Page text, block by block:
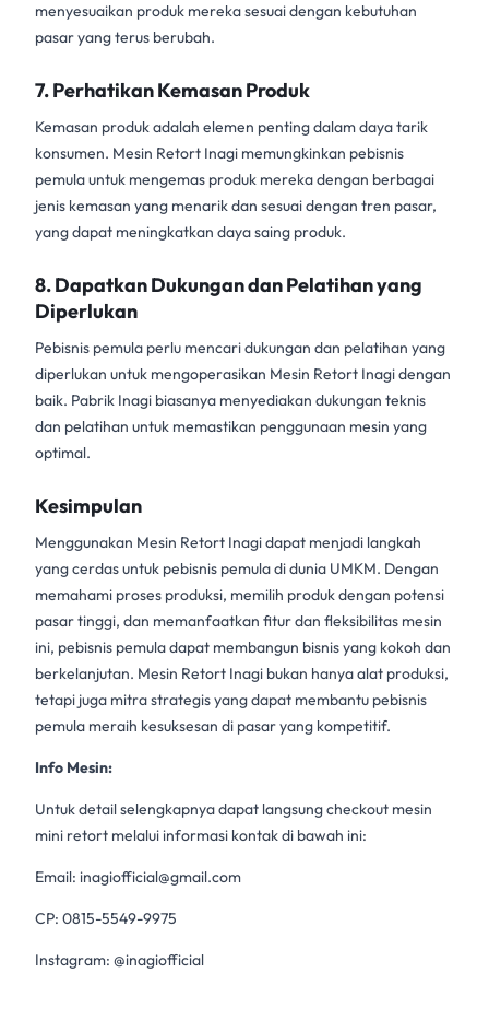
menyesuaikan produk mereka sesuai dengan kebutuhan
pasar yang terus berubah.
7.Perhatikan Kemasan Produk
Kemasan produk adalah elemen penting dalam daya tarik
konsumen. Mesin Retort Inagi memungkinkan pebisnis
pemula untuk mengemas produk mereka dengan berbagai
jenis kemasan yang menarik dan sesuai dengan tren pasar,
yang dapat meningkatkan daya saing produk.
8.Dapatkan Dukungan dan Pelatihan yang
Diperlukan
Pebisnis pemula perlu mencari dukungan dan pelatihan yang
diperlukan untuk mengoperasikan Mesin Retort Inagi dengan
baik. Pabrik Inagi biasanya menyediakan dukungan teknis
dan pelatihan untuk memastikan penggunaan mesin yang
optimal.
Kesimpulan
Menggunakan Mesin Retort Inagi dapat menjadi langkah
yang cerdas untuk pebisnis pemula di dunia UMKM. Dengan
memahami proses produksi, memilih produk dengan potensi
pasar tinggi, dan memanfaatkan fitur dan fleksibilitas mesin
ini, pebisnis pemula dapat membangun bisnis yang kokoh dan
berkelanjutan. Mesin Retort Inagi bukan hanya alat produksi,
tetapi juga mitra strategis yang dapat membantu pebisnis
pemula meraih kesuksesan di pasar yang kompetitif.
Info Mesin:
Untuk detail selengkapnya dapat langsung checkout mesin
mini retort melalui informasi kontak di bawah ini:
Email: inagiofficial@gmail.com
CP: 0815-5549-9975
Instagram: @inagiofficial